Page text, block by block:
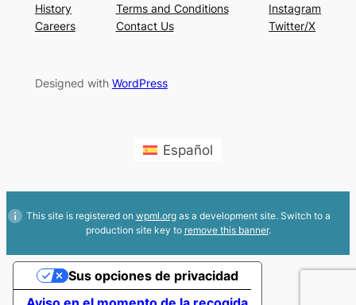
History
Careers
Terms and Conditions
Contact Us
Instagram
Twitter/X
Designed with WordPress
Español
This site is registered on wpml.orgas a development site. Switch to a
production site key to remove this banner.
Sus opciones de privacidad